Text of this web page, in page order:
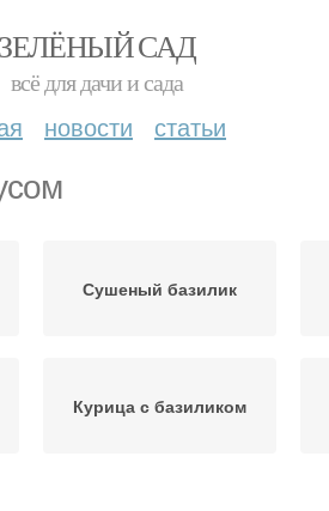
ЗЕЛЁНЫЙ САД
всё для дачи и сада
новости статьи
Сушеный базилик
Курица с базиликом